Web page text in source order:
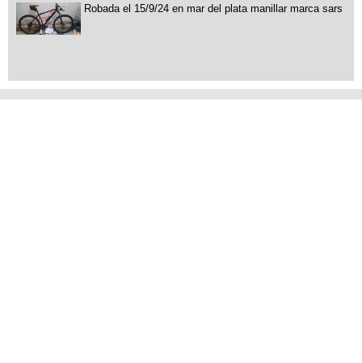
Robada el 15/9/24 en mar del plata manillar marca sars